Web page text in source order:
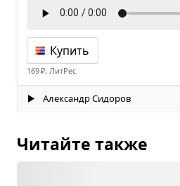
Купить
169 ₽, ЛитРес
Александр Сидоров
Читайте также